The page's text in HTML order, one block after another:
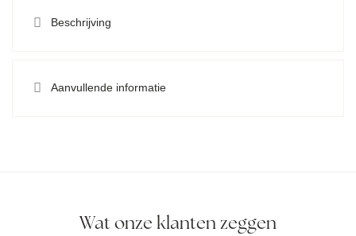
Beschrijving
Aanvullende informatie
Wat onze klanten zeggen